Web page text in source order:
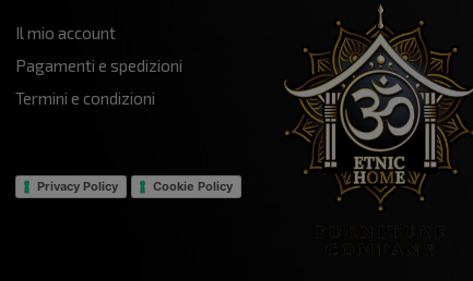
componente d'arredo davvero
particolare che sta veramente
bene all'interno del mio "Salotto"
della mia attività...sono certo
che farà un figurone!!! grazie
mille...mi hai aiutato ad ultimare
un progetto che nasce da
lontano!!!
Il mio account
Pagamenti e spedizioni
Termini e condizioni
Privacy Policy Cookie Policy